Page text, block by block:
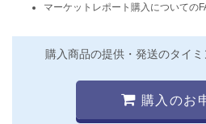
マーケットレポート購入についての
購入商品の提供・発送のタイ
購入のお